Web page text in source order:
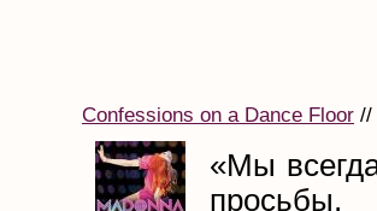
Confessions on a Dance Floor //
«Мы